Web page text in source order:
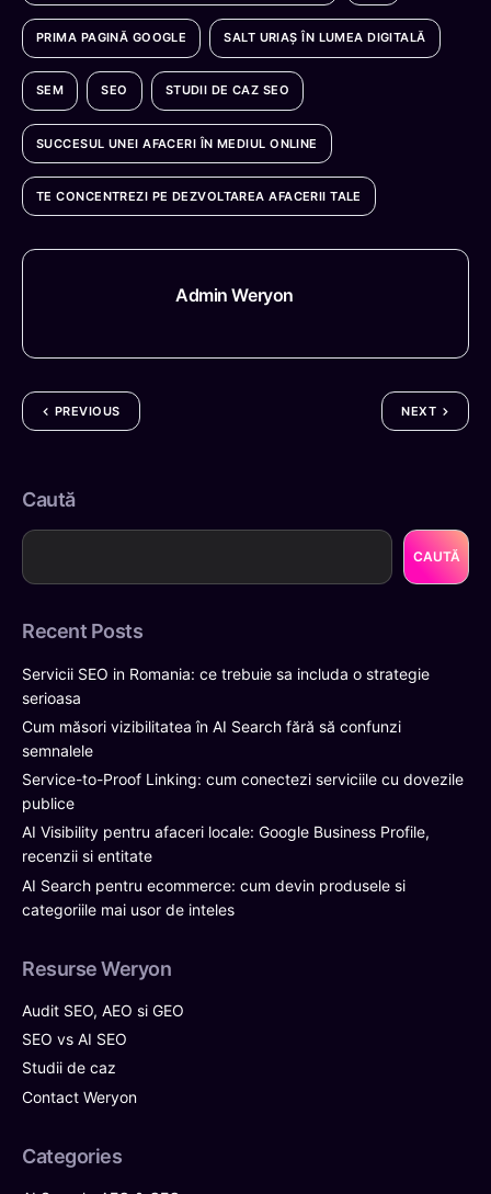
PRIMA PAGINĂ GOOGLE SALT URIAȘ ÎN LUMEA DIGITALĂ
SEM SEO STUDII DE CAZ SEO
SUCCESUL UNEI AFACERI ÎN MEDIUL ONLINE
TE CONCENTREZI PE DEZVOLTAREA AFACERII TALE
Admin Weryon
PREVIOUS NEXT
Caută
CAUTĂ
Recent Posts
Servicii SEO in Romania: ce trebuie sa includa o strategie
serioasa
Cum măsori vizibilitatea în AI Search fără să confunzi
semnalele
Service-to-Proof Linking: cum conectezi serviciile cu dovezile
publice
AI Visibility pentru afaceri locale: Google Business Profile,
recenzii si entitate
AI Search pentru ecommerce: cum devin produsele si
categoriile mai usor de inteles
Resurse Weryon
Audit SEO, AEO si GEO
SEO vs AI SEO
Studii de caz
Contact Weryon
Categories